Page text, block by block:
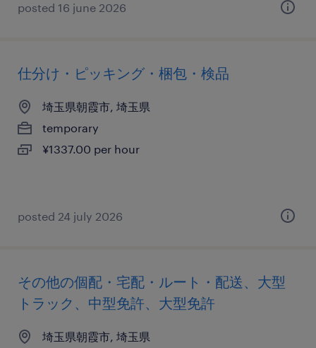
posted 16 june 2026
仕分け・ピッキング・梱包・検品
埼玉県朝霞市, 埼玉県
temporary
¥1337.00 per hour
posted 24 july 2026
その他の個配・宅配・ルート・配送、大型
トラック、中型免許、大型免許
埼玉県朝霞市, 埼玉県